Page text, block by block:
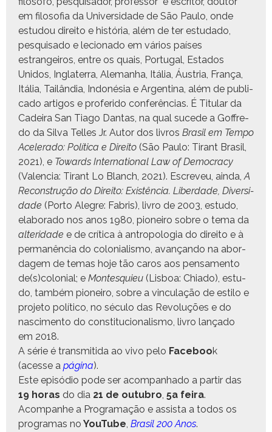
em filosofia da Uni­ver­si­dade de São Paulo, onde
estu­dou dire­ito e história, além de ter estu­da­do,
pesquisa­do e leciona­do em vários país­es
estrangeiros, entre os quais, Por­tu­gal, Esta­dos
Unidos, Inglater­ra, Ale­man­ha, Itália, Áus­tria, França,
Itália, Tailân­dia, Indonésia e Argenti­na, além de pub­li­
ca­do arti­gos e pro­feri­do con­fer­ên­cias. É Tit­u­lar da
Cadeira San Tia­go Dan­tas, na qual sucede a Gof­fre­
do da Sil­va Telles Jr. Autor dos livros Brasil em Tem­po
Acel­er­a­do: Políti­ca e Dire­ito (São Paulo: Tirant Brasil,
2021), e Towards Inter­na­tion­al Law of Democ­ra­cy
(Valen­cia: Tirant Lo Blanch, 2021). Escreveu, ain­da,A
Recon­strução do Dire­ito: Existên­cia. Liber­dade, Diver­si­
dade (Por­to Ale­gre: Fab­ris), livro de 2003, estu­do,
elab­o­ra­do nos anos 1980, pio­neiro sobre o tema da
alteri­dade e de críti­ca à antropolo­gia do dire­ito e à
per­manên­cia do colo­nial­is­mo, avançan­do na abor­
dagem de temas hoje tão caros aos pen­sa­men­to
de(s)colonial; e Mon­tesquieu (Lis­boa: Chi­a­do), estu­
do, tam­bém pio­neiro, sobre a vin­cu­lação de esti­lo e
pro­je­to políti­co, no sécu­lo das Rev­oluções e do
nasci­men­to do con­sti­tu­cional­is­mo, livro lança­do
em 2018.
A série é trans­mi­ti­da ao vivo pelo Face­book
(acesse a pági­na).
Este episó­dio pode ser acom­pan­hado a par­tir das
19 horas do dia 21 de out­ubro, 5a feira.
Acom­pan­he a Pro­gra­mação e assista a todos os
pro­gra­mas no YouTube, Brasil 200 Anos.